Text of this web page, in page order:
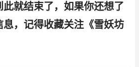
就结束了，如果你还想了
，记得收藏关注《雪妖坊